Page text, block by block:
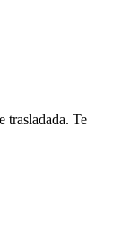
trasladada. Te